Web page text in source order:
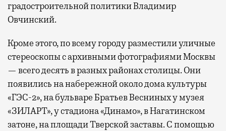
градостроительной политики Владимир
Овчинский.
Кроме этого, по всему городу разместили уличные
стереоскопы с архивными фотографиями Москвы
— всего десять в разных районах столицы. Они
появились на набережной около дома культуры
«ГЭС-2», на бульваре Братьев Весниных у музея
«ЗИЛАРТ», у стадиона «Динамо», в Нагатинском
затоне, на площади Тверской заставы. С помощью